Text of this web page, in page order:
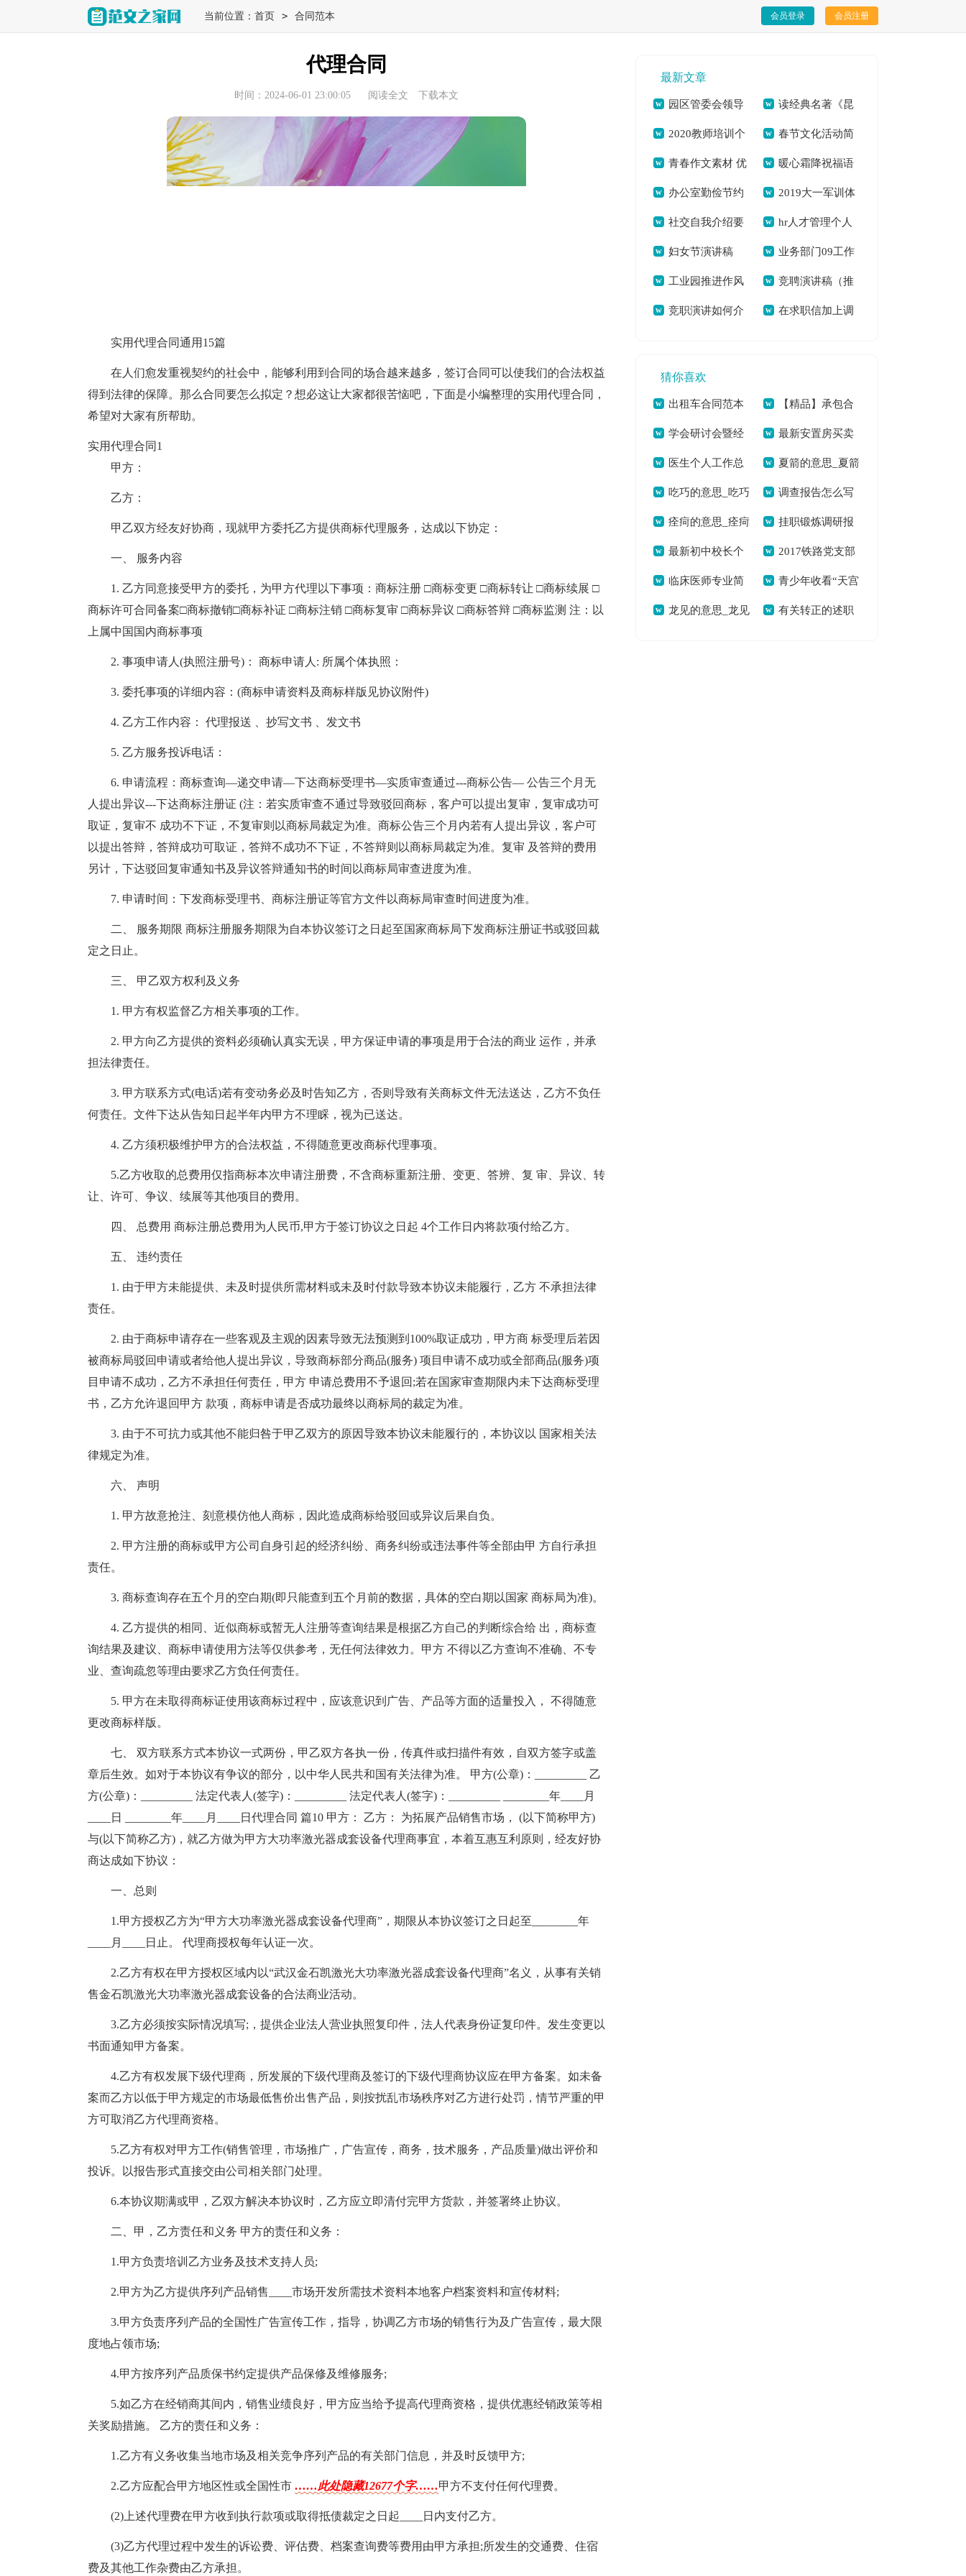
当前位置： 首页 > 合同范本 会员登录 会员注册
代理合同
时间：2024-06-01 23:00:05 阅读全文 下载本文
实用代理合同通用15篇
在人们愈发重视契约的社会中，能够利用到合同的场合越来越多，签订合同可以使我们的合法权益
得到法律的保障。那么合同要怎么拟定？想必这让大家都很苦恼吧，下面是小编整理的实用代理合同，
希望对大家有所帮助。
实用代理合同1
甲方：
乙方：
甲乙双方经友好协商，现就甲方委托乙方提供商标代理服务，达成以下协定：
一、 服务内容
1. 乙方同意接受甲方的委托，为甲方代理以下事项：商标注册 □商标变更 □商标转让 □商标续展 □
商标许可合同备案□商标撤销□商标补证 □商标注销 □商标复审 □商标异议 □商标答辩 □商标监测 注：以
上属中国国内商标事项
2. 事项申请人(执照注册号)： 商标申请人: 所属个体执照：
3. 委托事项的详细内容：(商标申请资料及商标样版见协议附件)
4. 乙方工作内容： 代理报送 、抄写文书 、发文书
5. 乙方服务投诉电话：
6. 申请流程：商标查询—递交申请—下达商标受理书—实质审查通过---商标公告— 公告三个月无
人提出异议---下达商标注册证 (注：若实质审查不通过导致驳回商标，客户可以提出复审，复审成功可
取证，复审不 成功不下证，不复审则以商标局裁定为准。商标公告三个月内若有人提出异议，客户可
以提出答辩，答辩成功可取证，答辩不成功不下证，不答辩则以商标局裁定为准。复审 及答辩的费用
另计，下达驳回复审通知书及异议答辩通知书的时间以商标局审查进度为准。
7. 申请时间：下发商标受理书、商标注册证等官方文件以商标局审查时间进度为准。
二、 服务期限 商标注册服务期限为自本协议签订之日起至国家商标局下发商标注册证书或驳回裁
定之日止。
三、 甲乙双方权利及义务
1. 甲方有权监督乙方相关事项的工作。
2. 甲方向乙方提供的资料必须确认真实无误，甲方保证申请的事项是用于合法的商业 运作，并承
担法律责任。
3. 甲方联系方式(电话)若有变动务必及时告知乙方，否则导致有关商标文件无法送达，乙方不负任
何责任。文件下达从告知日起半年内甲方不理睬，视为已送达。
4. 乙方须积极维护甲方的合法权益，不得随意更改商标代理事项。
5.乙方收取的总费用仅指商标本次申请注册费，不含商标重新注册、变更、答辨、复 审、异议、转
让、许可、争议、续展等其他项目的费用。
四、 总费用 商标注册总费用为人民币,甲方于签订协议之日起 4个工作日内将款项付给乙方。
五、 违约责任
1. 由于甲方未能提供、未及时提供所需材料或未及时付款导致本协议未能履行，乙方 不承担法律
责任。
2. 由于商标申请存在一些客观及主观的因素导致无法预测到100%取证成功，甲方商 标受理后若因
被商标局驳回申请或者给他人提出异议，导致商标部分商品(服务) 项目申请不成功或全部商品(服务)项
目申请不成功，乙方不承担任何责任，甲方 申请总费用不予退回;若在国家审查期限内未下达商标受理
书，乙方允许退回甲方 款项，商标申请是否成功最终以商标局的裁定为准。
3. 由于不可抗力或其他不能归咎于甲乙双方的原因导致本协议未能履行的，本协议以 国家相关法
律规定为准。
六、 声明
1. 甲方故意抢注、刻意模仿他人商标，因此造成商标给驳回或异议后果自负。
2. 甲方注册的商标或甲方公司自身引起的经济纠纷、商务纠纷或违法事件等全部由甲 方自行承担
责任。
3. 商标查询存在五个月的空白期(即只能查到五个月前的数据，具体的空白期以国家 商标局为准)。
4. 乙方提供的相同、近似商标或暂无人注册等查询结果是根据乙方自己的判断综合给 出，商标查
询结果及建议、商标申请使用方法等仅供参考，无任何法律效力。甲方 不得以乙方查询不准确、不专
业、查询疏忽等理由要求乙方负任何责任。
5. 甲方在未取得商标证使用该商标过程中，应该意识到广告、产品等方面的适量投入， 不得随意
更改商标样版。
七、 双方联系方式本协议一式两份，甲乙双方各执一份，传真件或扫描件有效，自双方签字或盖
章后生效。如对于本协议有争议的部分，以中华人民共和国有关法律为准。 甲方(公章)：_________ 乙
方(公章)：_________ 法定代表人(签字)：_________ 法定代表人(签字)：_________ ________年____月
____日 ________年____月____日代理合同 篇10 甲方： 乙方： 为拓展产品销售市场， (以下简称甲方)
与(以下简称乙方)，就乙方做为甲方大功率激光器成套设备代理商事宜，本着互惠互利原则，经友好协
商达成如下协议：
一、总则
1.甲方授权乙方为“甲方大功率激光器成套设备代理商”，期限从本协议签订之日起至________年
____月____日止。 代理商授权每年认证一次。
2.乙方有权在甲方授权区域内以“武汉金石凯激光大功率激光器成套设备代理商”名义，从事有关销
售金石凯激光大功率激光器成套设备的合法商业活动。
3.乙方必须按实际情况填写;，提供企业法人营业执照复印件，法人代表身份证复印件。发生变更以
书面通知甲方备案。
4.乙方有权发展下级代理商，所发展的下级代理商及签订的下级代理商协议应在甲方备案。如未备
案而乙方以低于甲方规定的市场最低售价出售产品，则按扰乱市场秩序对乙方进行处罚，情节严重的甲
方可取消乙方代理商资格。
5.乙方有权对甲方工作(销售管理，市场推广，广告宣传，商务，技术服务，产品质量)做出评价和
投诉。以报告形式直接交由公司相关部门处理。
6.本协议期满或甲，乙双方解决本协议时，乙方应立即清付完甲方货款，并签署终止协议。
二、甲，乙方责任和义务 甲方的责任和义务：
1.甲方负责培训乙方业务及技术支持人员;
2.甲方为乙方提供序列产品销售____市场开发所需技术资料本地客户档案资料和宣传材料;
3.甲方负责序列产品的全国性广告宣传工作，指导，协调乙方市场的销售行为及广告宣传，最大限
度地占领市场;
4.甲方按序列产品质保书约定提供产品保修及维修服务;
5.如乙方在经销商其间内，销售业绩良好，甲方应当给予提高代理商资格，提供优惠经销政策等相
关奖励措施。 乙方的责任和义务：
1.乙方有义务收集当地市场及相关竞争序列产品的有关部门信息，并及时反馈甲方;
2.乙方应配合甲方地区性或全国性市 ……此处隐藏12677个字……甲方不支付任何代理费。
(2)上述代理费在甲方收到执行款项或取得抵债裁定之日起____日内支付乙方。
(3)乙方代理过程中发生的诉讼费、评估费、档案查询费等费用由甲方承担;所发生的交通费、住宿
费及其他工作杂费由乙方承担。
最新文章
园区管委会领导
干部述职述廉报告
[本文共1973字]
读经典名著《昆
虫记》心得体会[本
文共3354字]
2020教师培训个
人心得体会多篇[本
文共7349字]
春节文化活动简
报[本文共346字]
青春作文素材 优
选10篇[本文共
10516字]
暖心霜降祝福语
（共2篇）[本文共
7878字]
办公室勤俭节约
倡议书[本文共1983
字]
2019大一军训体
会发言稿[本文共
4018字]
社交自我介绍要
注意什么？[本文共
5473字]
hr人才管理个人
年终工作总结[本文
共1934字]
妇女节演讲稿
2021[本文共5246字]
业务部门09工作
计划[本文共9439字]
工业园推进作风
突出问题集中整治专
1295字]
竞聘演讲稿（推
荐8篇）[本文共7511
竞职演讲如何介
6885字]
在求职信加上调
猜你喜欢
出租车合同范本
[本文共383字]
【精品】承包合
同汇总八篇[本文共
12680字]
学会研讨会暨经
验交流会领导致辞
[本文共1486字]
最新安置房买卖
合同[本文共9297字]
医生个人工作总
结(12篇)[本文共
13584字]
夏箭的意思_夏箭
的拼音[本文共70字]
吃巧的意思_吃巧
的拼音[本文共64字]
调查报告怎么写
[本文共1166字]
痊疴的意思_痊疴
的拼音[本文共85字]
挂职锻炼调研报
告(精选多篇)[本文共
12244字]
最新初中校长个
人述职报告[本文共
8644字]
2017铁路党支部
书记述职报告参考
[本文共5852字]
临床医师专业简
历自我评价[本文共
青少年收看“天宫
课堂”第二课观后感
龙见的意思_龙见 有关转正的述职